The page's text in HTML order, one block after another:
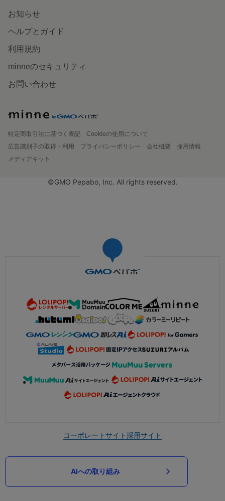
お知らせ
ヘルプとガイド
利用規約
minneのセキュリティ
お問い合わせ
特定商取引法に基づく表記
Cookieの使用について
広告識別子の取得・利用
プライバシーポリシー 会社概要
採用情報
メディアキット
©GMO Pepabo, Inc. All rights reserved.
コーポレートサイト採用サイト
AIへの取り組み